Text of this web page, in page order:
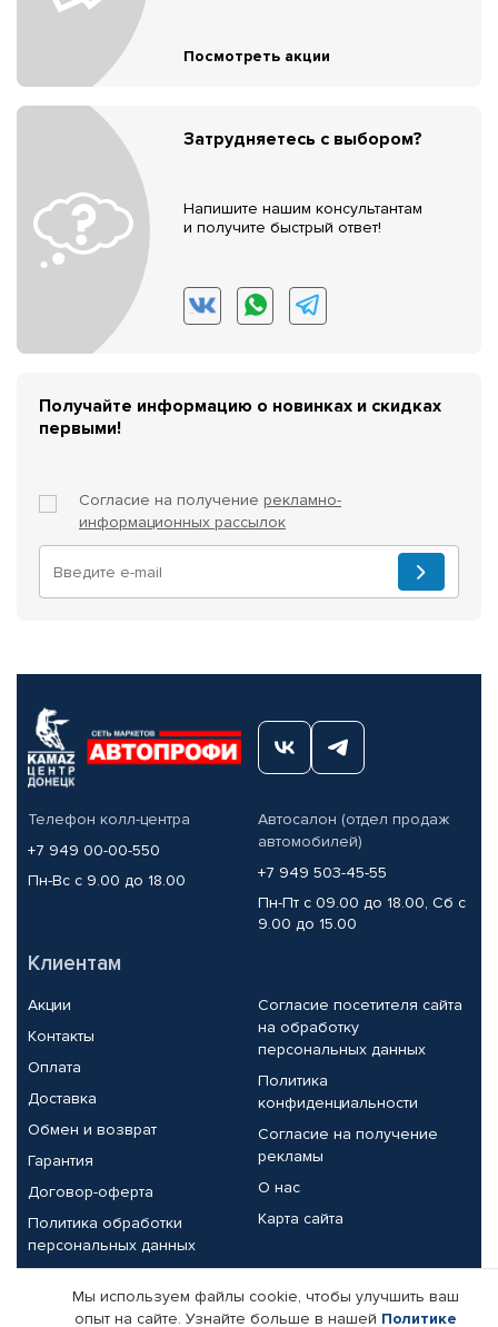
Посмотреть акции
Затрудняетесь с выбором?
Напишите нашим консультантам
и получите быстрый ответ!
Получайте информацию о новинках и скидках
первыми!
Согласие на получение рекламно-
информационных рассылок
Телефон колл-центра
+7 949 00-00-550
Пн-Вс с 9.00 до 18.00
Автосалон (отдел продаж
автомобилей)
+7 949 503-45-55
Пн-Пт с 09.00 до 18.00, Сб с
9.00 до 15.00
Клиентам
Акции
Контакты
Оплата
Доставка
Обмен и возврат
Гарантия
Договор-оферта
Политика обработки
персональных данных
Согласие посетителя сайта
на обработку
персональных данных
Политика
конфиденциальности
Согласие на получение
рекламы
О нас
Карта сайта
Партнерам
Мы используем файлы cookie, чтобы улучшить ваш
опыт на сайте. Узнайте больше в нашей Политике